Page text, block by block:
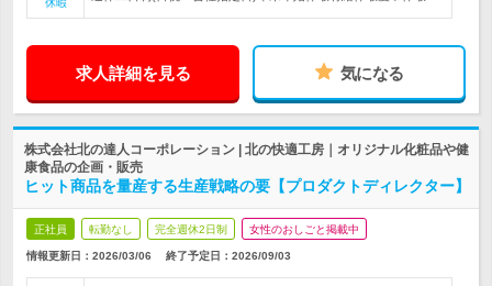
休暇
求人詳細を見る 気になる
株式会社北の達人コーポレーション | 北の快適工房｜オリジナル化粧品や健
康食品の企画・販売
ヒット商品を量産する生産戦略の要【プロダクトディレクター】
正社員 転勤なし 完全週休2日制 女性のおしごと掲載中
情報更新日：2026/03/06 終了予定日： 2026/09/03